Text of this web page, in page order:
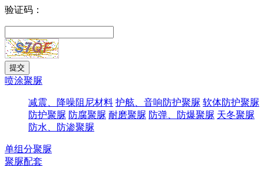
验证码：
喷涂聚脲
减震、降噪阻尼材料 护舷、音响防护聚脲 软体防护聚脲
防护聚脲 防腐聚脲 耐磨聚脲 防弹、防爆聚脲 天冬聚脲
防水、防渗聚脲
单组分聚脲
聚脲配套